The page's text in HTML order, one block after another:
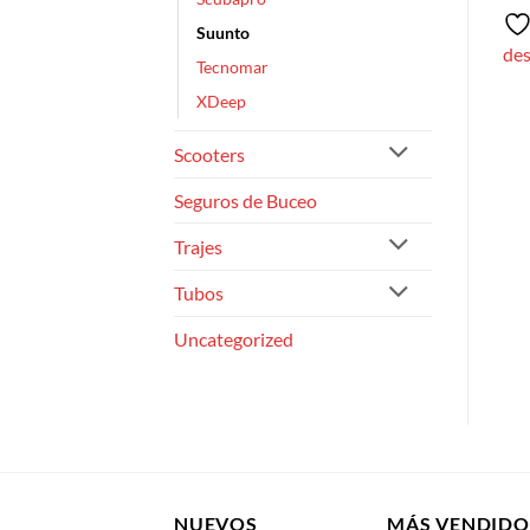
Suunto
Tecnomar
XDeep
Scooters
Seguros de Buceo
Trajes
Tubos
Uncategorized
Añadir a la lista de
NUEVOS MÁS VENDIDO